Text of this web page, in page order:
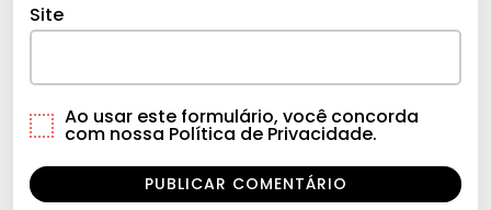
Site
Ao usar este formulário, você concorda
com nossa Política de Privacidade.